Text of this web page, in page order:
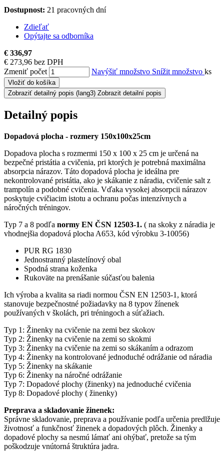
Dostupnost: 21 pracovných dní
Zdieľať
Opýtajte sa odborníka
€ 336,97
€ 273,96 bez DPH
Zmeniť počet
Navýšiť množstvo Snížit množstvo ks
Vložiť do košíka
Zobraziť detailný popis (lang3) Zobrazit detailní popis
Detailný popis
Dopadová plocha - rozmery 150x100x25cm
Dopadova plocha s rozmermi 150 x 100 x 25 cm je určená na
bezpečné pristátia a cvičenia, pri ktorých je potrebná maximálna
absorpcia nárazov. Táto dopadová plocha je ideálna pre
nekontrolované pristátia, ako je skákanie z náradia, cvičenie salt z
trampolín a podobné cvičenia. Vďaka vysokej absorpcii nárazov
poskytuje cvičiacim istotu a ochranu počas intenzívnych a
náročných tréningov.
Typ 7 a 8 podľa normy EN ČSN 12503-1. ( na skoky z náradia je
vhodnejšia dopadová plocha A653, kód výrobku 3-10056)
PUR RG 1830
Jednostranný plastelínový obal
Spodná strana koženka
Rukoväte na prenášanie súčasťou balenia
Ich výroba a kvalita sa riadi normou ČSN EN 12503-1, ktorá
stanovuje bezpečnostné požiadavky na 8 typov žínenek
používaných v školách, pri tréningoch a súťažiach.
Typ 1: Žinenky na cvičenie na zemi bez skokov
Typ 2: Žinenky na cvičenie na zemi so skokmi
Typ 3: Žinenky na cvičenie na zemi so skákaním a odrazom
Typ 4: Žinenky na kontrolované jednoduché odrážanie od náradia
Typ 5: Žinenky na skákanie
Typ 6: Žinenky na náročné odrážanie
Typ 7: Dopadové plochy (žinenky) na jednoduché cvičenia
Typ 8: Dopadové plochy ( žinenky)
Preprava a skladovanie žinenek:
Správne skladovanie, preprava a používanie podľa určenia predlžuje
životnosť a funkčnosť žinenek a dopadových plôch. Žinenky a
dopadové plochy sa nesmú lámať ani ohýbať, pretože sa tým
poškodzuje vnútorná štruktúra jadra.